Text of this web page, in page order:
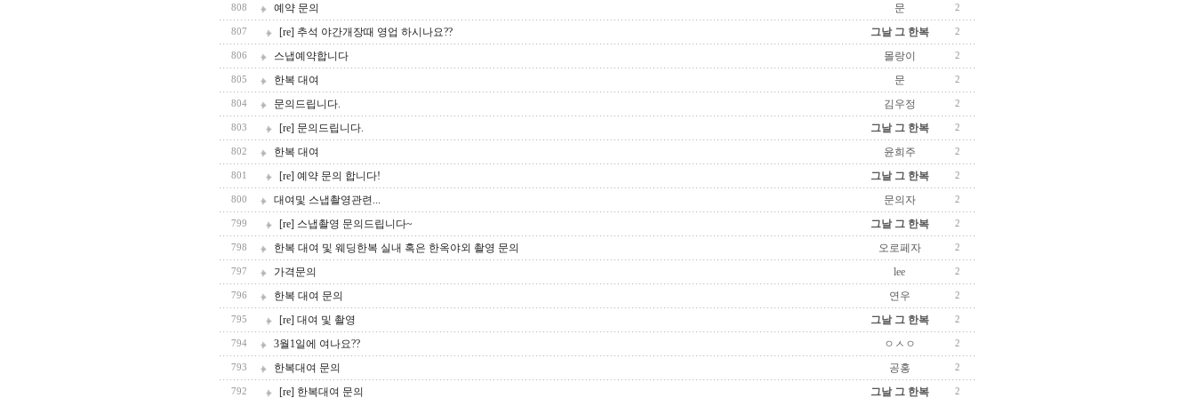
808 예약 문의 문 2
807 [re] 추석 야간개장때 영업 하시나요?? 그날 그 한복 2
806 스냅예약합니다 몰랑이 2
805 한복 대여 문 2
804 문의드립니다. 김우정 2
803 [re] 문의드립니다. 그날 그 한복 2
802 한복 대여 윤희주 2
801 [re] 예약 문의 합니다! 그날 그 한복 2
800 대여및 스냅촬영관련... 문의자 2
799 [re] 스냅촬영 문의드립니다~ 그날 그 한복 2
798 한복 대여 및 웨딩한복 실내 혹은 한옥야외 촬영 문의 오로페자 2
797 가격문의 lee 2
796 한복 대여 문의 연우 2
795 [re] 대여 및 촬영 그날 그 한복 2
794 3월1일에 여나요?? ㅇㅅㅇ 2
793 한복대여 문의 공홍 2
792 [re] 한복대여 문의 그날 그 한복 2